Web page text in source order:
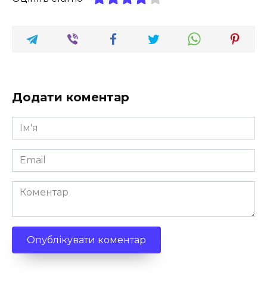
Додати коментар
Ім'я
*
Email
*
Коментар